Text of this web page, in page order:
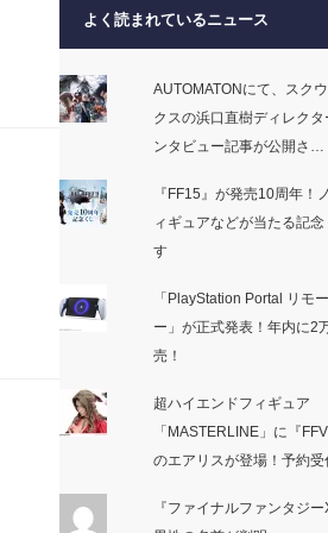
よく読まれているニュース
AUTOMATONにて、スク
クスの浜口直樹ディレクタ
ンタビュー記事が公開さ…
『FF15』が発売10周年！
ィギュアなどが当たる記
す
「PlayStation Portal リモ
ー」が正式発表！年内に2
売！
超ハイエンドフィギュア
「MASTERLINE」に『
のエアリスが登場！予約受
『ファイナルファンタジ